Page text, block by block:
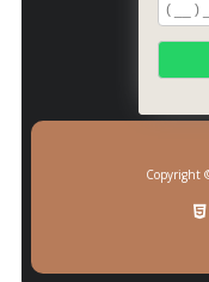
Copyright